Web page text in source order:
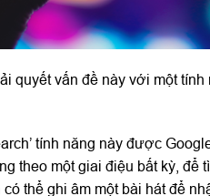
quyết vấn đề này với một
tính năng này được
theo một giai điệu bất kỳ,
thể ghi âm một bài hát để